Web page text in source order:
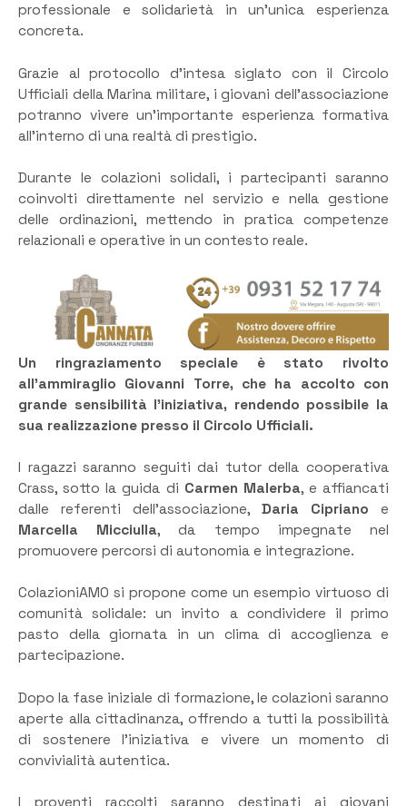
professionale e solidarietà in un’unica esperienza
concreta.
Grazie al protocollo d’intesa siglato con il Circolo
Ufficiali della Marina militare, i giovani dell’associazione
potranno vivere un’importante esperienza formativa
all’interno di una realtà di prestigio.
Durante le colazioni solidali, i partecipanti saranno
coinvolti direttamente nel servizio e nella gestione
delle ordinazioni, mettendo in pratica competenze
relazionali e operative in un contesto reale.
Un ringraziamento speciale è stato rivolto
all’ammiraglio Giovanni Torre, che ha accolto con
grande sensibilità l’iniziativa, rendendo possibile la
sua realizzazione presso il Circolo Ufficiali.
I ragazzi saranno seguiti dai tutor della cooperativa
Crass, sotto la guida di Carmen Malerba, e affiancati
dalle referenti dell’associazione, Daria Cipriano e
Marcella Micciulla, da tempo impegnate nel
promuovere percorsi di autonomia e integrazione.
ColazioniAMO si propone come un esempio virtuoso di
comunità solidale: un invito a condividere il primo
pasto della giornata in un clima di accoglienza e
partecipazione.
Dopo la fase iniziale di formazione, le colazioni saranno
aperte alla cittadinanza, offrendo a tutti la possibilità
di sostenere l’iniziativa e vivere un momento di
convivialità autentica.